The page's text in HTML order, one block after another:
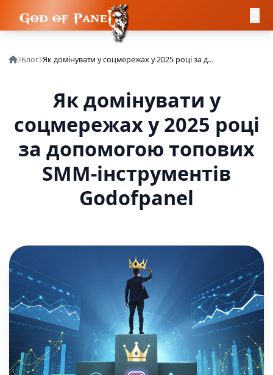
Блог Як домінувати у соцмережах у 2025 році за допомогою топових SMM-інструментів Godofpanel
Як домінувати у
соцмережах у 2025 році
за допомогою топових
SMM-інструментів
Godofpanel